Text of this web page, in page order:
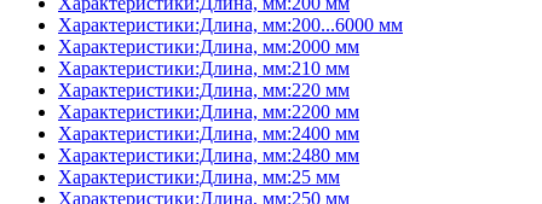
Характеристики:Длина, мм:200...6000 мм
Характеристики:Длина, мм:2000 мм
Характеристики:Длина, мм:210 мм
Характеристики:Длина, мм:220 мм
Характеристики:Длина, мм:2200 мм
Характеристики:Длина, мм:2400 мм
Характеристики:Длина, мм:2480 мм
Характеристики:Длина, мм:25 мм
Характеристики:Длина, мм:250 мм